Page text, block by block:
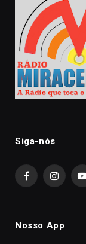
Siga-nós
Facebook
Nosso App